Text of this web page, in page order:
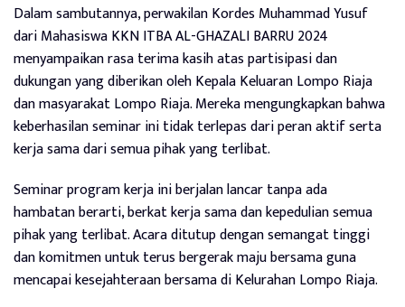
Dalam sambutannya, perwakilan Kordes Muhammad Yusuf
dari Mahasiswa KKN ITBA AL-GHAZALI BARRU 2024
menyampaikan rasa terima kasih atas partisipasi dan
dukungan yang diberikan oleh Kepala Keluaran Lompo Riaja
dan masyarakat Lompo Riaja. Mereka mengungkapkan bahwa
keberhasilan seminar ini tidak terlepas dari peran aktif serta
kerja sama dari semua pihak yang terlibat.
Seminar program kerja ini berjalan lancar tanpa ada
hambatan berarti, berkat kerja sama dan kepedulian semua
pihak yang terlibat. Acara ditutup dengan semangat tinggi
dan komitmen untuk terus bergerak maju bersama guna
mencapai kesejahteraan bersama di Kelurahan Lompo Riaja.